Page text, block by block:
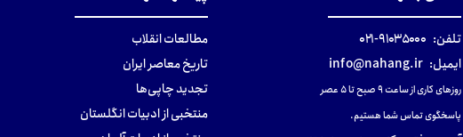
تلفن: ۹۱۰۳۵۰۰۰-۰۲۱
ایمیل: info@nahang.ir
روزهای کاری از ساعت ۹ صبح تا ۵ عصر
پاسخگوی تماس شما هستیم.
مطالعات انقلاب
تاریخ معاصر ایران
تجدید چاپی‌ها
منتخبی از ادبیات انگلستان